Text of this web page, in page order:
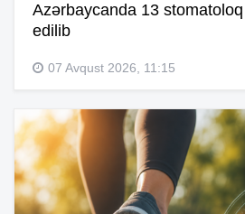
Azərbaycanda 13
edilib
07 Avqust 2026, 11:15